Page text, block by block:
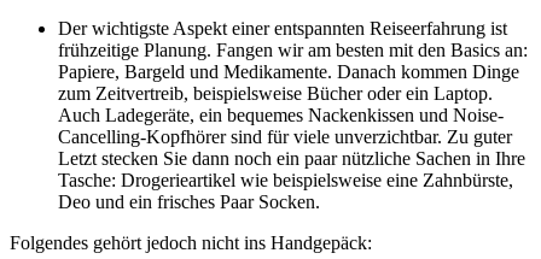
Der wichtigste Aspekt einer entspannten Reiseerfahrung ist
frühzeitige Planung. Fangen wir am besten mit den Basics an:
Papiere, Bargeld und Medikamente. Danach kommen Dinge
zum Zeitvertreib, beispielsweise Bücher oder ein Laptop.
Auch Ladegeräte, ein bequemes Nackenkissen und Noise-
Cancelling-Kopfhörer sind für viele unverzichtbar. Zu guter
Letzt stecken Sie dann noch ein paar nützliche Sachen in Ihre
Tasche: Drogerieartikel wie beispielsweise eine Zahnbürste,
Deo und ein frisches Paar Socken.
Folgendes gehört jedoch nicht ins Handgepäck: